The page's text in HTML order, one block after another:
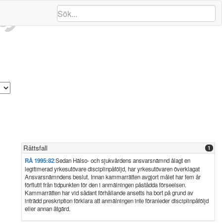
Rättsfall 1
RÅ 1995:82:Sedan Hälso- och sjukvårdens ansvarsnämnd ålagt en
legitimerad yrkesutövare disciplinpåföljd, har yrkesutövaren överklagat
Ansvarsnämndens beslut. Innan kammarrätten avgjort målet har fem år
förflutit från tidpunkten för den i anmälningen påstådda förseelsen.
Kammarrätten har vid sådant förhållande ansetts ha bort på grund av
inträdd preskription förklara att anmälningen inte föranleder disciplinpåföljd
eller annan åtgärd.